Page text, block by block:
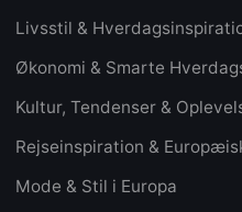
Livsstil &
Økonomi & Smarte
Kultur, Tendenser &
Rejseinspiration &
Mode & Stil i Europa